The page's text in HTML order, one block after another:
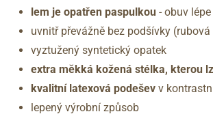
lem je opatřen paspulkou - obuv
uvnitř převážně bez podšívky
vyztužený syntetický opatek
extra měkká kožená stélka, kterou
kvalitní latexová podešev v
lepený výrobní způsob